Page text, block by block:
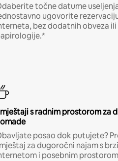
točne datume
ugovorite
bez dodatnih obveza ili
s radnim prostorom za
posao dok putujete?
za dugoročni najam s
i posebnim